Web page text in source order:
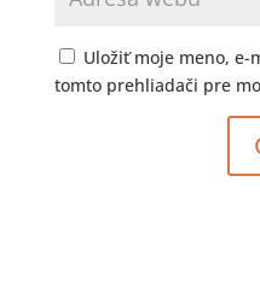
Uložiť moje meno, e-
tomto prehliadači pre